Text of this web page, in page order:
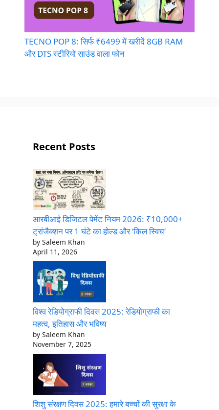
TECNO POP 8: सिर्फ ₹6499 में खरीदें 8GB RAM
और DTS स्टीरियो साउंड वाला फोन
Recent Posts
आरबीआई डिजिटल पेमेंट नियम 2026: ₹10,000+
ट्रांजैक्शन पर 1 घंटे का होल्ड और ‘किल स्विच’
by Saleem Khan
April 11, 2026
विश्व रेडियोग्राफी दिवस 2025: रेडियोग्राफी का
महत्व, इतिहास और भविष्य
by Saleem Khan
November 7, 2025
शिशु संरक्षण दिवस 2025: हमारे बच्चों की सुरक्षा के